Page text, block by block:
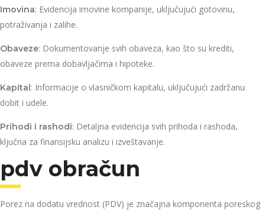
Imovina: Evidencija imovine kompanije, uključujući gotovinu,
potraživanja i zalihe.
Obaveze: Dokumentovanje svih obaveza, kao što su krediti,
obaveze prema dobavljačima i hipoteke.
Kapital: Informacije o vlasničkom kapitalu, uključujući zadržanu
dobit i udele.
Prihodi i rashodi: Detaljna evidencija svih prihoda i rashoda,
ključna za finansijsku analizu i izveštavanje.
pdv obračun
Porez na dodatu vrednost (PDV) je značajna komponenta poreskog